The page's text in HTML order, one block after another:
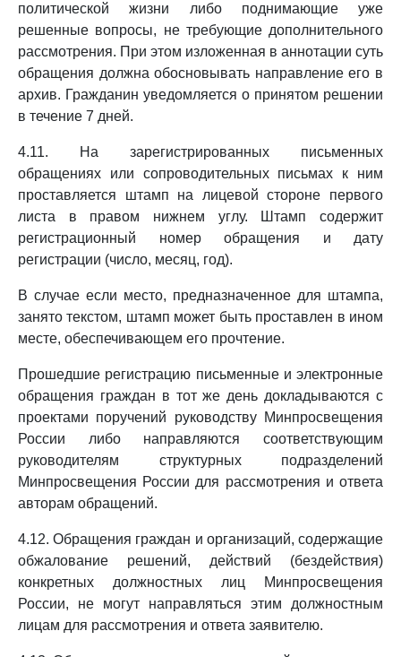
политической жизни либо поднимающие уже
решенные вопросы, не требующие дополнительного
рассмотрения. При этом изложенная в аннотации суть
обращения должна обосновывать направление его в
архив. Гражданин уведомляется о принятом решении
в течение 7 дней.
4.11. На зарегистрированных письменных
обращениях или сопроводительных письмах к ним
проставляется штамп на лицевой стороне первого
листа в правом нижнем углу. Штамп содержит
регистрационный номер обращения и дату
регистрации (число, месяц, год).
В случае если место, предназначенное для штампа,
занято текстом, штамп может быть проставлен в ином
месте, обеспечивающем его прочтение.
Прошедшие регистрацию письменные и электронные
обращения граждан в тот же день докладываются с
проектами поручений руководству Минпросвещения
России либо направляются соответствующим
руководителям структурных подразделений
Минпросвещения России для рассмотрения и ответа
авторам обращений.
4.12. Обращения граждан и организаций, содержащие
обжалование решений, действий (бездействия)
конкретных должностных лиц Минпросвещения
России, не могут направляться этим должностным
лицам для рассмотрения и ответа заявителю.